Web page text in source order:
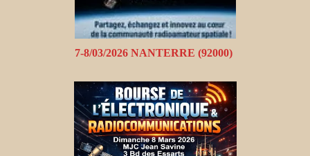
7-8/03/2026 NANTERRE (92000)